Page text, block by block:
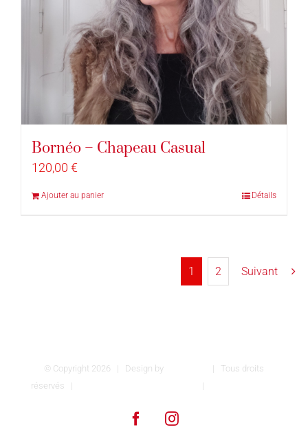
Bornéo – Chapeau Casual
120,00 €
Ajouter au panier Détails
1 2 Suivant
© Copyright 2026 | Design by
| Tous droits
réservés |
|
FacebookInstagram